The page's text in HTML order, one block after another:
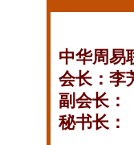
中华周易
会长：李
副会长：
秘书长：